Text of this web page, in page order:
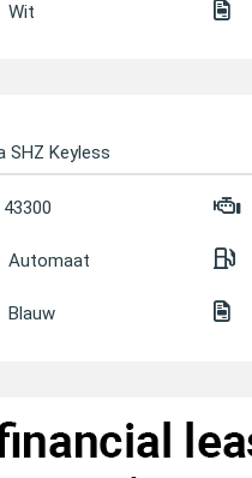
Wit
SHZ Keyless
43300
Automaat
Blauw